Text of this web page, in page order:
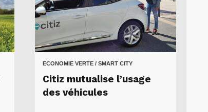
ECONOMIE VERTE / SMART CITY
Citiz mutualise l’usage
des véhicules